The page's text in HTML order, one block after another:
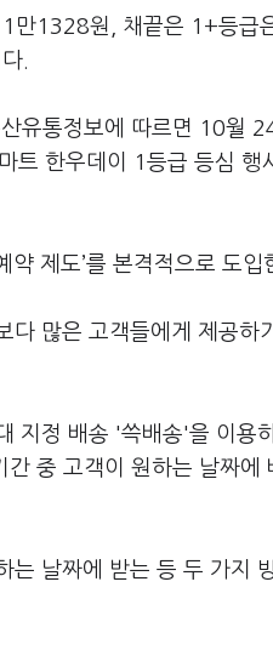
만1328원, 채끝은 1+등급
.
유통정보에 따르면 10월
한우데이 1등급 등심 행
제도’를 본격적으로 도입
다 많은 고객들에게 제공하
지정 배송 '쓱배송'을 이용
중 고객이 원하는 날짜에
는 날짜에 받는 등 두 가지